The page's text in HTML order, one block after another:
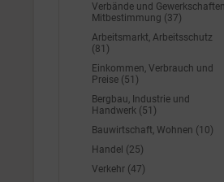
Verbände und
Mitbestimmung (37)
Arbeitsmarkt, Arbeitsschutz
(81)
Einkommen, Verbrauch und
Preise (51)
Bergbau, Industrie und
Handwerk (51)
Bauwirtschaft, Wohnen (10)
Handel (25)
Verkehr (47)